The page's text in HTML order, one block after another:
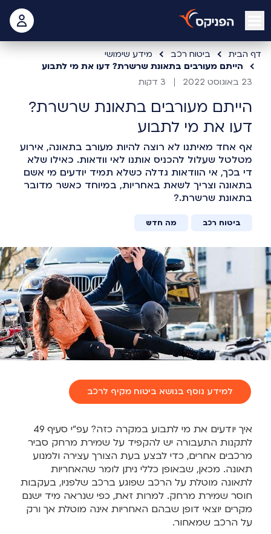
open mobile menu
דף הבית ביטוח רכב
מידע שימושי
הייתם מעורבים בתאונת שרשרת? דעו את מי לתבוע
23 באוגוסט 2022
3 דקות
הייתם מעורבים בתאונת שרשרת?
דעו את מי לתבוע
אף אחד מאיתנו לא רוצה להיות מעורב בתאונה, אירוע
מטלטל שעלול להכניס אותנו לאי וודאות. כאילו שלא
די בכך, אי הוודאות גדלה כשלא תמיד יודעים מי אשם
בתאונה וצריך לשאת באחריות, במיוחד כאשר מדובר
בתאונת שרשרת.?
ביטוח רכב מה חדש
למידע נוסף בנושא ביטוח מקיף לרכב
איך יודעים את מי לתבוע במקרה כזה? עפ"י סעיף 49
לתקנות התעבורה יש להקפיד על שמירת מרחק סביר
מרכבים אחרים, כדי לבצע בעת הצורך עצירה ולמנוע
תאונה. מכאן, שבאופן כללי ניתן לומר שהאחריות
לתאונה מוטלת על הרכב שפוגע ברכב שלפניו, בעקבות
חוסר שמירת מרחק. למרות זאת, כפי שנראה מיד ישנם
מקרים יוצאי דופן שבהם האחריות אינה מוטלת אך ורק
על הרכב שמאחור.